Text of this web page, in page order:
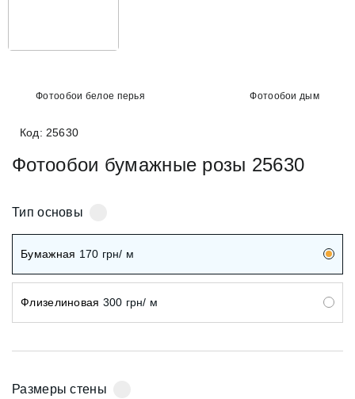
Фотообои белое перья Фотообои дым
Код: 25630
Фотообои бумажные розы 25630
Тип основы
Бумажная 170 грн/ м
Флизелиновая 300 грн/ м
Размеры стены